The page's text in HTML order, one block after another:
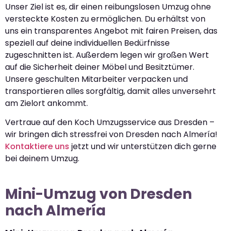
Unser Ziel ist es, dir einen reibungslosen Umzug ohne
versteckte Kosten zu ermöglichen. Du erhältst von
uns ein transparentes Angebot mit fairen Preisen, das
speziell auf deine individuellen Bedürfnisse
zugeschnitten ist. Außerdem legen wir großen Wert
auf die Sicherheit deiner Möbel und Besitztümer.
Unsere geschulten Mitarbeiter verpacken und
transportieren alles sorgfältig, damit alles unversehrt
am Zielort ankommt.
Vertraue auf den Koch Umzugsservice aus Dresden –
wir bringen dich stressfrei von Dresden nach Almería!
Kontaktiere uns jetzt und wir unterstützen dich gerne
bei deinem Umzug.
Mini-Umzug von Dresden
nach Almería